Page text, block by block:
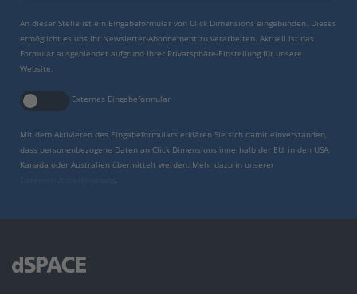
An dieser Stelle ist ein Eingabeformular von Click Dimensions eingebunden. Dieses
ermöglicht es uns Ihr Newsletter-Abonnement zu verarbeiten. Aktuell ist das
Formular ausgeblendet aufgrund Ihrer Privatsphäre-Einstellung für unsere
Website.
Externes Eingabeformular
Mit dem Aktivieren des Eingabeformulars erklären Sie sich damit einverstanden,
dass personenbezogene Daten an Click Dimensions innerhalb der EU, in den USA,
Kanada oder Australien übermittelt werden. Mehr dazu in unserer
.